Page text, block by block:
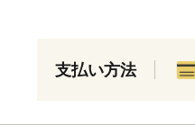
支払い方法